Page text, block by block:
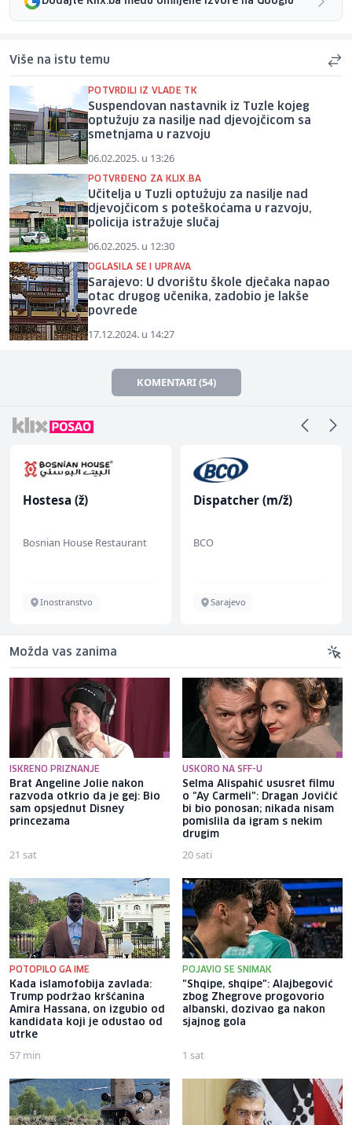
Više na istu temu
POTVRDILI IZ VLADE TK
Suspendovan nastavnik iz Tuzle kojeg
optužuju za nasilje nad djevojčicom sa
smetnjama u razvoju
06.02.2025. u 13:26
POTVRĐENO ZA KLIX.BA
Učitelja u Tuzli optužuju za nasilje nad
djevojčicom s poteškoćama u razvoju,
policija istražuje slučaj
06.02.2025. u 12:30
OGLASILA SE I UPRAVA
Sarajevo: U dvorištu škole dječaka napao
otac drugog učenika, zadobio je lakše
povrede
17.12.2024. u 14:27
KOMENTARI (54)
Hostesa (ž)
Bosnian House Restaurant
Inostranstvo
Dispatcher (m/ž)
BCO
Sarajevo
Možda vas zanima
ISKRENO PRIZNANJE
Brat Angeline Jolie nakon
razvoda otkrio da je gej: Bio
sam opsjednut Disney
princezama
21 sat
USKORO NA SFF-U
Selma Alispahić ususret filmu
o "Ay Carmeli": Dragan Jovičić
bi bio ponosan; nikada nisam
pomislila da igram s nekim
drugim
20 sati
POTOPILO GA IME
Kada islamofobija zavlada:
Trump podržao kršćanina
Amira Hassana, on izgubio od
kandidata koji je odustao od
utrke
57 min
POJAVIO SE SNIMAK
"Shqipe, shqipe": Alajbegović
zbog Zhegrove progovorio
albanski, dozivao ga nakon
sjajnog gola
1 sat